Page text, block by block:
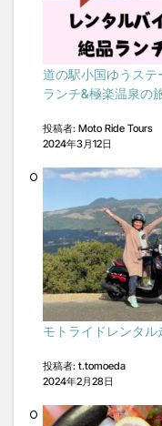
道の駅小国ゆうス
ランチ&極楽温泉の
投稿者: Moto Ride Tours
2024年3月12日
モトライドレンタル
投稿者: t.tomoeda
2024年2月28日